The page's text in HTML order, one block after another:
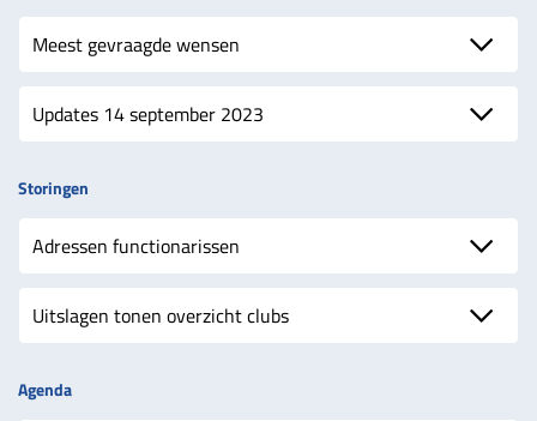
Meest gevraagde wensen
Updates 14 september 2023
Storingen
Adressen functionarissen
Uitslagen tonen overzicht clubs
Agenda